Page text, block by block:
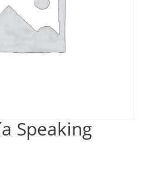
Speaking